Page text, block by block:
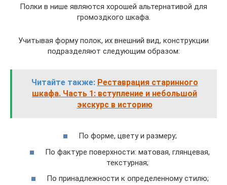
Полки в нише являются хорошей альтернативой для
громоздкого шкафа.
Учитывая форму полок, их внешний вид, конструкции
подразделяют следующим образом:
Читайте также: Реставрация старинного
шкафа. Часть 1: вступление и небольшой
экскурс в историю
По форме, цвету и размеру;
По фактуре поверхности: матовая, глянцевая,
текстурная;
По принадлежности к определенному стилю;